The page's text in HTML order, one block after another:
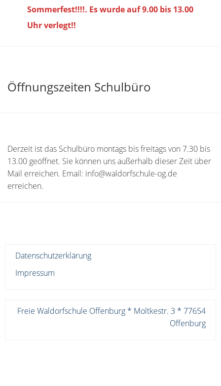
Sommerfest!!!!. Es wurde auf 9.00 bis 13.00
Uhr verlegt!!
Öffnungszeiten Schulbüro
Derzeit ist das Schulbüro montags bis freitags von 7.30 bis
13.00 geöffnet. Sie können uns außerhalb dieser Zeit über
Mail erreichen. Email: info@waldorfschule-og.de
erreichen.
Datenschutzerklärung
Impressum
Freie Waldorfschule Offenburg * Moltkestr. 3 * 77654
Offenburg